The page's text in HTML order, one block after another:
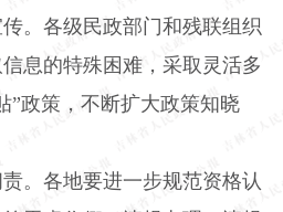
。 各级民政部门和残联组织
息的特殊困难，采取灵活多
”政策，不断扩大政策知晓
。 各地要进一步规范资格认